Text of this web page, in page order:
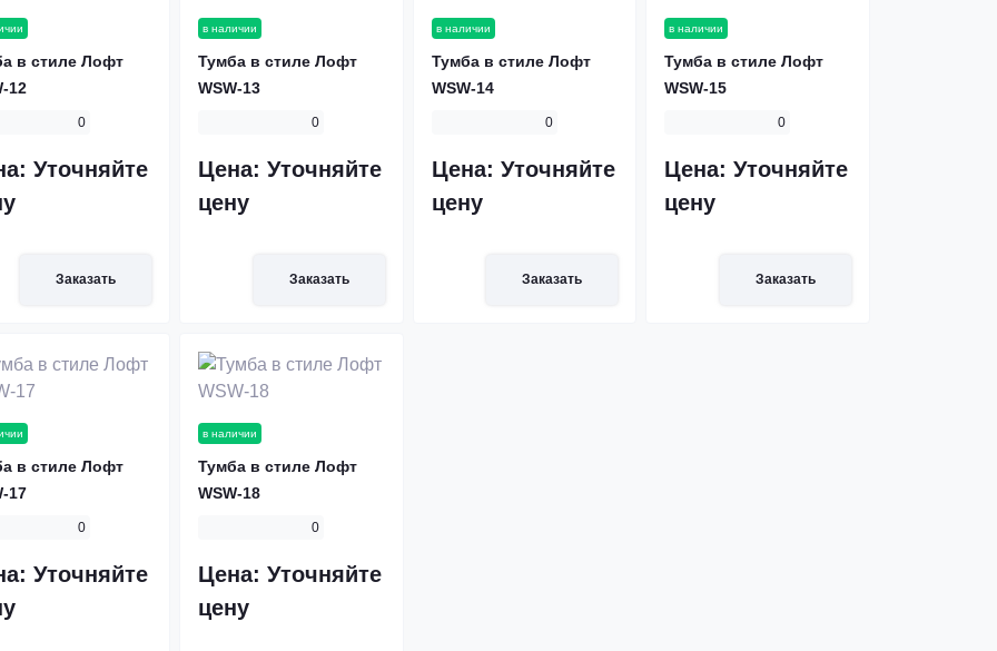
в стиле Лофт
12
0
Уточняйте
Заказать
в наличии
Тумба в стиле Лофт
WSW-13
0
Цена: Уточняйте
цену
Заказать
в наличии
Тумба в стиле Лофт
WSW-14
0
Цена: Уточняйте
цену
Заказать
в наличии
Тумба в стиле Лофт
WSW-15
0
Цена:Уточняйте
цену
Заказать
в стиле Лофт
17
0
Уточняйте
в наличии
Тумба в стиле Лофт
WSW-18
0
Цена: Уточняйте
цену